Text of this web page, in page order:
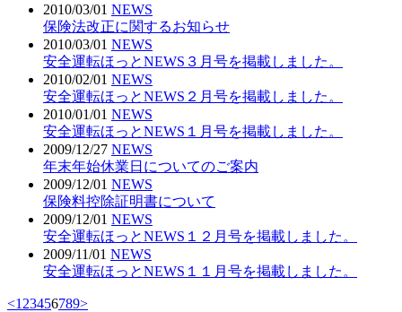
2010/03/01 NEWS
保険法改正に関するお知らせ
2010/03/01 NEWS
安全運転ほっとNEWS３月号を掲載しました。
2010/02/01 NEWS
安全運転ほっとNEWS２月号を掲載しました。
2010/01/01 NEWS
安全運転ほっとNEWS１月号を掲載しました。
2009/12/27 NEWS
年末年始休業日についてのご案内
2009/12/01 NEWS
保険料控除証明書について
2009/12/01 NEWS
安全運転ほっとNEWS１２月号を掲載しました。
2009/11/01 NEWS
安全運転ほっとNEWS１１月号を掲載しました。
<1 23456789>